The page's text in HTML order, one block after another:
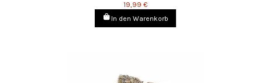
19,99 €
In den Warenkorb